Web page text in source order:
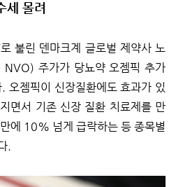
세 몰려
불린 덴마크계 글로벌 제약사 노
NVO) 주가가 당뇨약 오젬픽 추가
오젬픽이 신장질환에도 효과가 있
면서 기존 신장 질환 치료제를 만
에 10% 넘게 급락하는 등 종목별
.